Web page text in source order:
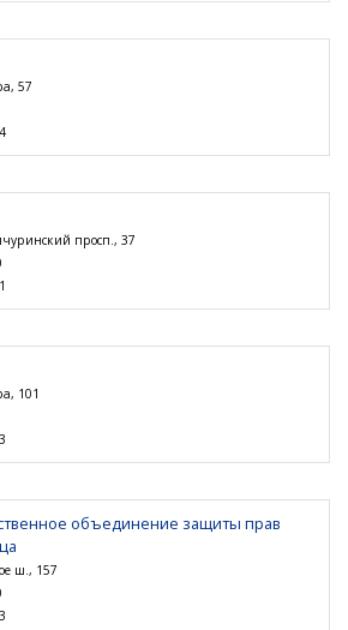
57
просп., 37
101
объединение защиты прав
ш., 157